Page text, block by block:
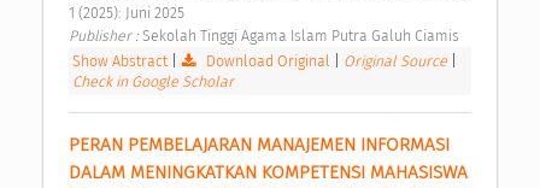
1 (2025): Juni 2025
Publisher : Sekolah Tinggi Agama Islam Putra Galuh Ciamis
Show Abstract| Download Original Original Source
Check in Google Scholar
PERAN PEMBELAJARAN MANAJEMEN INFORMASI
DALAM MENINGKATKAN KOMPETENSI MAHASISWA